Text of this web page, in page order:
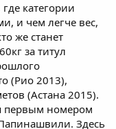
категории
и чем легче вес,
же станет
за титул
(Рио 2013),
(Астана 2015).
первым номером
Здесь